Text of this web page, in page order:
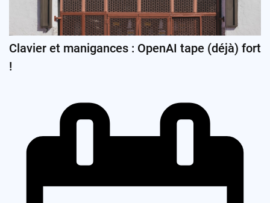
Clavier et manigances : OpenAI tape (déjà) fort
!